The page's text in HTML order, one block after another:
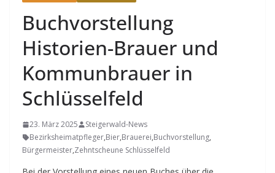
Buchvorstellung
Historien-Brauer und
Kommunbrauer in
Schlüsselfeld
23. März 2025
Steigerwald-News
Bezirksheimatpfleger,Bier,Brauerei,Buchvorstellung,
Bürgermeister,Zehntscheune Schlüsselfeld